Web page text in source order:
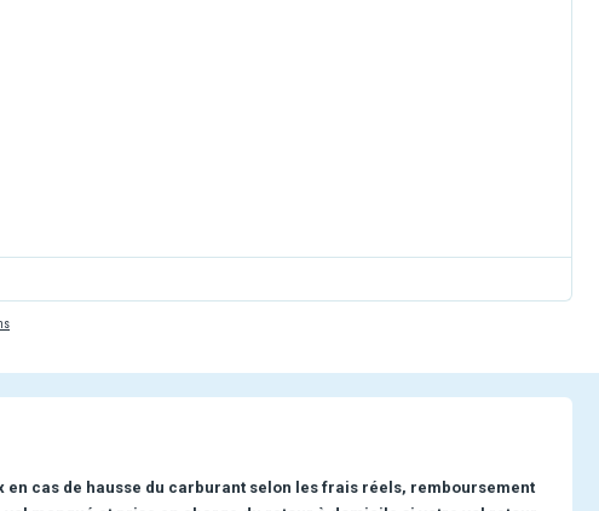
en cas de hausse du carburant selon les frais réels, remboursement